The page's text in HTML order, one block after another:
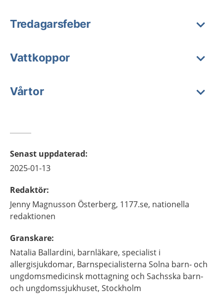
Tredagarsfeber
Vattkoppor
Vårtor
Senast uppdaterad:
2025-01-13
Redaktör:
Jenny Magnusson Österberg, 1177.se, nationella
redaktionen
Granskare:
Natalia Ballardini, barnläkare, specialist i
allergisjukdomar, Barnspecialisterna Solna barn- och
ungdomsmedicinsk mottagning och Sachsska barn-
och ungdomssjukhuset, Stockholm